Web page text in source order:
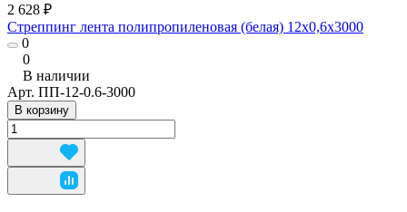
2 628 ₽
Стреппинг лента полипропиленовая (белая) 12х0,6х3000
0
0
В наличии
Арт. ПП-12-0.6-3000
В корзину